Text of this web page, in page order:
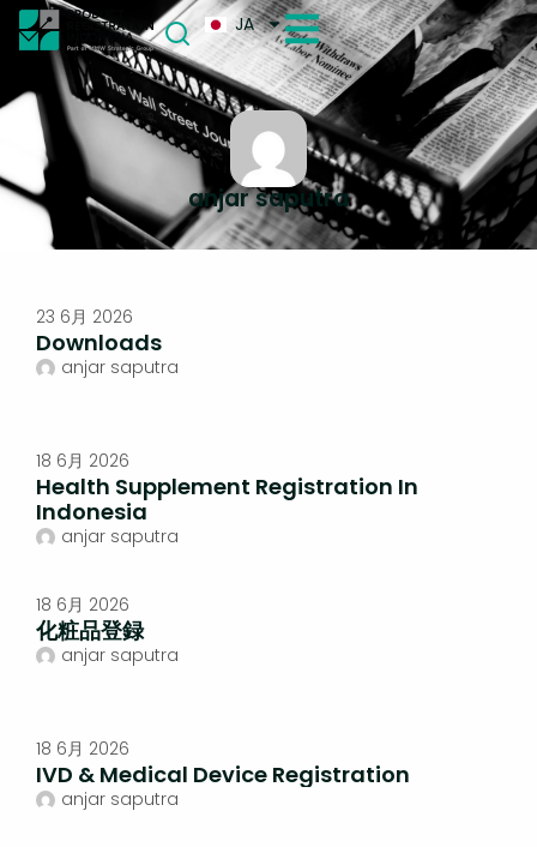
JA
anjar saputra
23 6月 2026
Downloads
anjar saputra
18 6月 2026
Health Supplement Registration In
Indonesia
anjar saputra
18 6月 2026
化粧品登録
anjar saputra
18 6月 2026
IVD & Medical Device Registration
anjar saputra